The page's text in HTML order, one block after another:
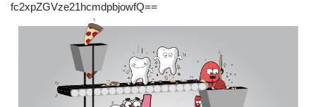
fc2xpZGVze21hcmdpbjowfQ==